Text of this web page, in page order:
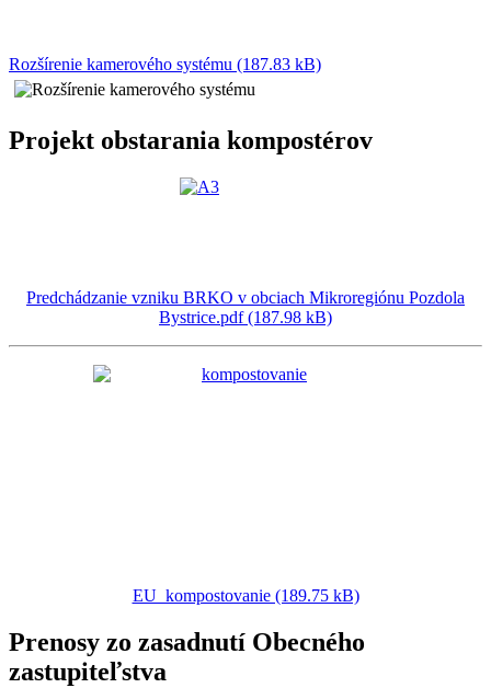
Rozšírenie kamerového systému (187.83 kB)
Projekt obstarania kompostérov
Predchádzanie vzniku BRKO v obciach Mikroregiónu Pozdola
Bystrice.pdf (187.98 kB)
EU_kompostovanie (189.75 kB)
Prenosy zo zasadnutí Obecného
zastupiteľstva